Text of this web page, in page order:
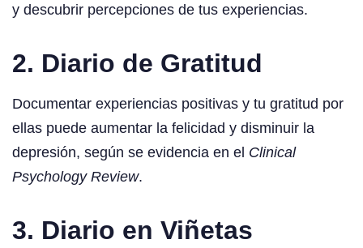
y descubrir percepciones de tus experiencias.
2. Diario de Gratitud
Documentar experiencias positivas y tu gratitud por
ellas puede aumentar la felicidad y disminuir la
depresión, según se evidencia en el Clinical
Psychology Review.
3. Diario en Viñetas